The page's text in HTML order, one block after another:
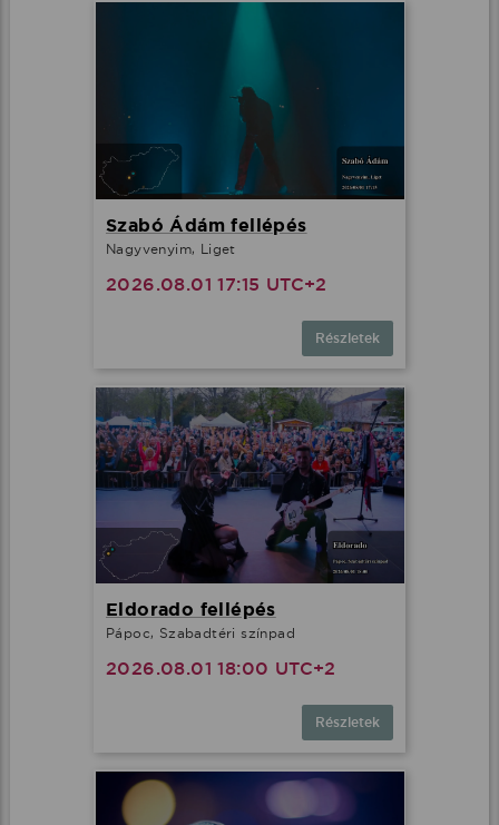
Szabó Ádám fellépés
Nagyvenyim, Liget
2026.08.01 17:15 UTC+2
Részletek
Eldorado fellépés
Pápoc, Szabadtéri színpad
2026.08.01 18:00 UTC+2
Részletek